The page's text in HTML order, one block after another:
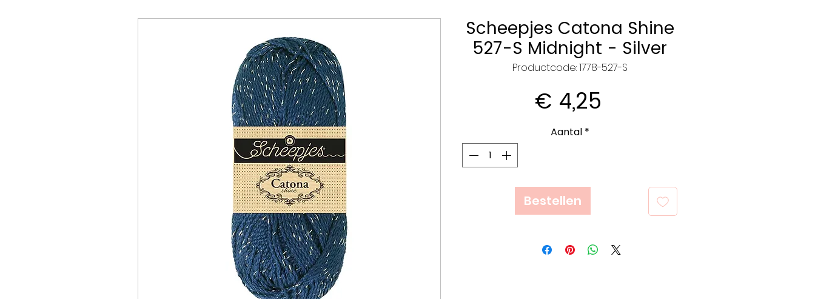
Scheepjes Catona Shine
527-S Midnight - Silver
Productcode: 1778-527-S
€ 4,25
Aantal *
Bestellen